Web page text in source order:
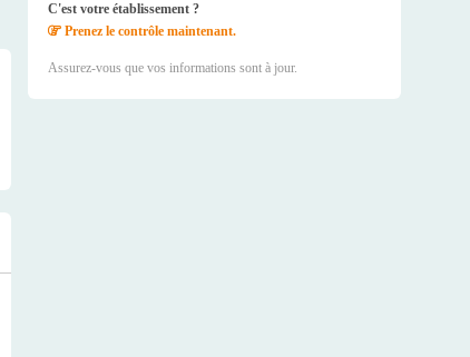
C'est votre établissement ?
Prenez le contrôle maintenant.
Assurez-vous que vos informations sont à jour.